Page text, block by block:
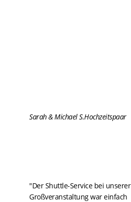
Sarah & Michael S.Hochzeitspaar
"Der Shuttle-Service bei unserer
Großveranstaltung war einfach